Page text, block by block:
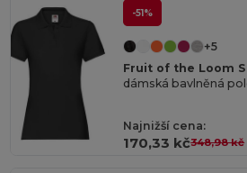
-51%
+5
Fruit of the Loom
dámská bavlněná
Najnižší cena:
170,33 kč348,98 kč